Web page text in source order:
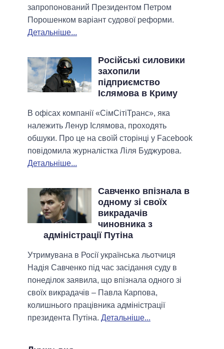
запропонований Президентом Петром
Порошенком варіант судової реформи.
Детальніше...
Російські силовики
захопили
підприємство
Іслямова в Криму
В офісах компанії «СімСітіТранс», яка
належить Ленур Іслямова, проходять
обшуки. Про це на своїй сторінці у Facebook
повідомила журналістка Ліля Буджурова.
Детальніше...
Савченко впізнала в
одному зі своїх
викрадачів
чиновника з
адміністрації Путіна
Утримувана в Росії українська льотчиця
Надія Савченко під час засідання суду в
понеділок заявила, що впізнала одного зі
своїх викрадачів – Павла Карпова,
колишнього працівника адміністрації
президента Путіна. Детальніше...